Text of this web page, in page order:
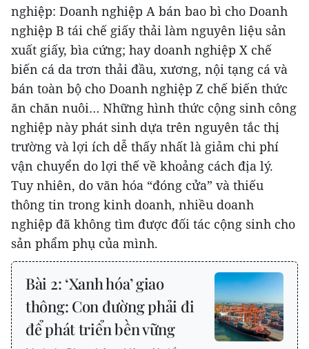
nghiệp: Doanh nghiệp A bán bao bì cho Doanh
nghiệp B tái chế giấy thải làm nguyên liệu sản
xuất giấy, bìa cứng; hay doanh nghiệp X chế
biến cá da trơn thải đầu, xương, nội tạng cá và
bán toàn bộ cho Doanh nghiệp Z chế biến thức
ăn chăn nuôi… Những hình thức cộng sinh công
nghiệp này phát sinh dựa trên nguyên tắc thị
trường và lợi ích dễ thấy nhất là giảm chi phí
vận chuyển do lợi thế về khoảng cách địa lý.
Tuy nhiên, do văn hóa “đóng cửa” và thiếu
thông tin trong kinh doanh, nhiều doanh
nghiệp đã không tìm được đối tác cộng sinh cho
sản phẩm phụ của mình.
Bài 2: ‘Xanh hóa’ giao
thông: Con đường phải đi
để phát triển bền vững